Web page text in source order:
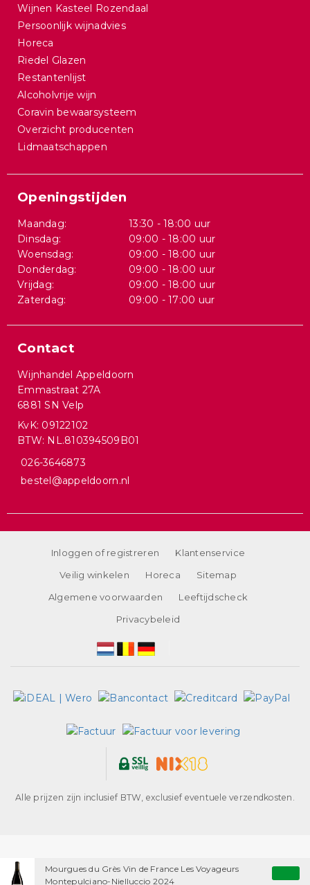
Mourgues du Grès Vin de France Les Voyageurs
Montepulciano-Nielluccio 2024
Wijnen Kasteel Rozendaal
Persoonlijk wijnadvies
Horeca
Riedel Glazen
Restantenlijst
Alcoholvrije wijn
Coravin bewaarsysteem
Overzicht producenten
Lidmaatschappen
Openingstijden
Maandag:
13:30 - 18:00 uur
Dinsdag:
09:00 - 18:00 uur
Woensdag:
09:00 - 18:00 uur
Donderdag:
09:00 - 18:00 uur
Vrijdag:
09:00 - 18:00 uur
Zaterdag:
09:00 - 17:00 uur
Contact
Wijnhandel Appeldoorn
Emmastraat 27A
6881 SN Velp
KvK: 09122102
BTW: NL.810394509B01
026-3646873
bestel@appeldoorn.nl
Inloggen of registreren
Klantenservice
Veilig winkelen
Horeca
Sitemap
Algemene voorwaarden
Leeftijdscheck
Privacybeleid
Alle prijzen zijn inclusief BTW, exclusief eventuele verzendkosten.